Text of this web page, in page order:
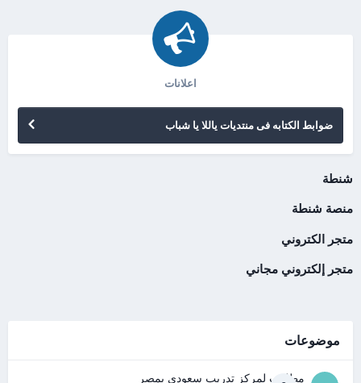
اعلانات
ضوابط الكتابه فى منتديات ياللا يا شباب
شنطة
منصة شنطة
متجر الكتروني
متجر إلكتروني مجاني
موضوعات
مطلوب لمركز تدريب سعودى بمصر